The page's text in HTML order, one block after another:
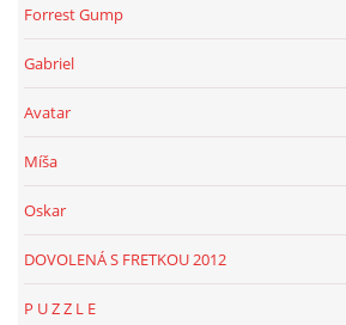
Forrest Gump
Gabriel
Avatar
Míša
Oskar
DOVOLENÁ S FRETKOU 2012
P U Z Z L E